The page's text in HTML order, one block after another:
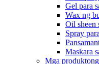
Gel para
Wax ng
Oil sheen
Spray
Maskara
Mga